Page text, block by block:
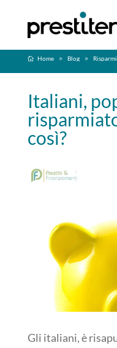
Home Blog
Italiani,
così?
Gli italiani, è